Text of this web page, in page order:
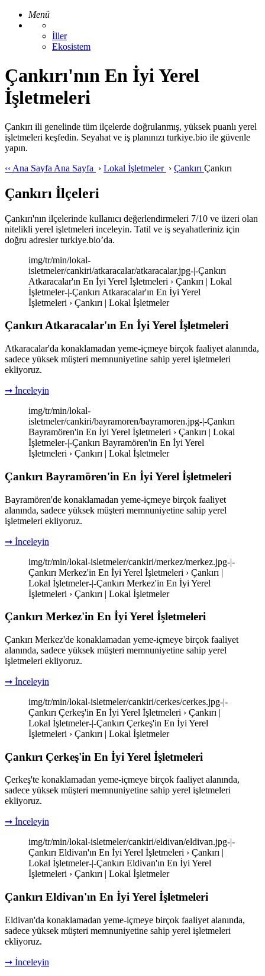
Menü
İller
Ekosistem
Çankırı'nın En İyi Yerel
İşletmeleri
Çankırı ili genelinde tüm ilçelerde doğrulanmış, yüksek puanlı yerel
işletmeleri keşfedin. Seyahat ve iş planınızı turkiye.bio ile güvenle
yapın.
‹‹ Ana Sayfa Ana Sayfa › Lokal İşletmeler › Çankırı Çankırı
Çankırı İlçeleri
Çankırı'nın ilçelerinde kullanıcı değerlendirmeleri 7/10 ve üzeri olan
nitelikli yerel işletmeleri inceleyin. Tatil ve iş seyahatleriniz için
doğru adresler turkiye.bio’da.
img/tr/min/lokal-
isletmeler/cankiri/atkaracalar/atkaracalar.jpg-|-Çankırı
Atkaracalar'ın En İyi Yerel İşletmeleri › Çankırı | Lokal
İşletmeler-|-Çankırı Atkaracalar'ın En İyi Yerel
İşletmeleri › Çankırı | Lokal İşletmeler
Çankırı Atkaracalar'ın En İyi Yerel İşletmeleri
Atkaracalar'da konaklamadan yeme-içmeye birçok faaliyet alanında,
sadece yüksek müşteri memnuniyetine sahip yerel işletmeleri
ekliyoruz.
➞ İnceleyin
img/tr/min/lokal-
isletmeler/cankiri/bayramoren/bayramoren.jpg-|-Çankırı
Bayramören'in En İyi Yerel İşletmeleri › Çankırı | Lokal
İşletmeler-|-Çankırı Bayramören'in En İyi Yerel
İşletmeleri › Çankırı | Lokal İşletmeler
Çankırı Bayramören'in En İyi Yerel İşletmeleri
Bayramören'de konaklamadan yeme-içmeye birçok faaliyet
alanında, sadece yüksek müşteri memnuniyetine sahip yerel
işletmeleri ekliyoruz.
➞ İnceleyin
img/tr/min/lokal-isletmeler/cankiri/merkez/merkez.jpg-|-
Çankırı Merkez'in En İyi Yerel İşletmeleri › Çankırı |
Lokal İşletmeler-|-Çankırı Merkez'in En İyi Yerel
İşletmeleri › Çankırı | Lokal İşletmeler
Çankırı Merkez'in En İyi Yerel İşletmeleri
Çankırı Merkez'de konaklamadan yeme-içmeye birçok faaliyet
alanında, sadece yüksek müşteri memnuniyetine sahip yerel
işletmeleri ekliyoruz.
➞ İnceleyin
img/tr/min/lokal-isletmeler/cankiri/cerkes/cerkes.jpg-|-
Çankırı Çerkeş'in En İyi Yerel İşletmeleri › Çankırı |
Lokal İşletmeler-|-Çankırı Çerkeş'in En İyi Yerel
İşletmeleri › Çankırı | Lokal İşletmeler
Çankırı Çerkeş'in En İyi Yerel İşletmeleri
Çerkeş'te konaklamadan yeme-içmeye birçok faaliyet alanında,
sadece yüksek müşteri memnuniyetine sahip yerel işletmeleri
ekliyoruz.
➞ İnceleyin
img/tr/min/lokal-isletmeler/cankiri/eldivan/eldivan.jpg-|-
Çankırı Eldivan'ın En İyi Yerel İşletmeleri › Çankırı |
Lokal İşletmeler-|-Çankırı Eldivan'ın En İyi Yerel
İşletmeleri › Çankırı | Lokal İşletmeler
Çankırı Eldivan'ın En İyi Yerel İşletmeleri
Eldivan'da konaklamadan yeme-içmeye birçok faaliyet alanında,
sadece yüksek müşteri memnuniyetine sahip yerel işletmeleri
ekliyoruz.
➞ İnceleyin